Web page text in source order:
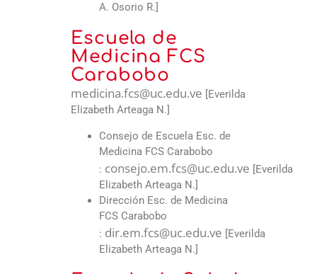
A. Osorio R.]
Escuela de
Medicina FCS
Carabobo
medicina.fcs@uc.edu.ve [Everilda
Elizabeth Arteaga N.]
Consejo de Escuela Esc. de
Medicina FCS Carabobo
: consejo.em.fcs@uc.edu.ve [Everilda
Elizabeth Arteaga N.]
Dirección Esc. de Medicina
FCS Carabobo
: dir.em.fcs@uc.edu.ve [Everilda
Elizabeth Arteaga N.]